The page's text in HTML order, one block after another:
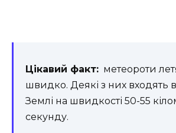
Цікавий факт: метеороти
швидко. Деякі з них входять
Землі на швидкості 50-55
секунду.